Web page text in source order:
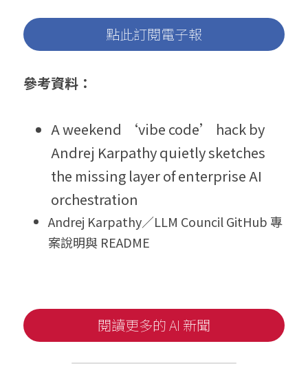
點此訂閱電子報
參考資料：
A weekend ‘vibe code’ hack by
Andrej Karpathy quietly sketches
the missing layer of enterprise AI
orchestration
Andrej Karpathy／LLM Council GitHub 專
案說明與 README
閱讀更多的 AI 新聞